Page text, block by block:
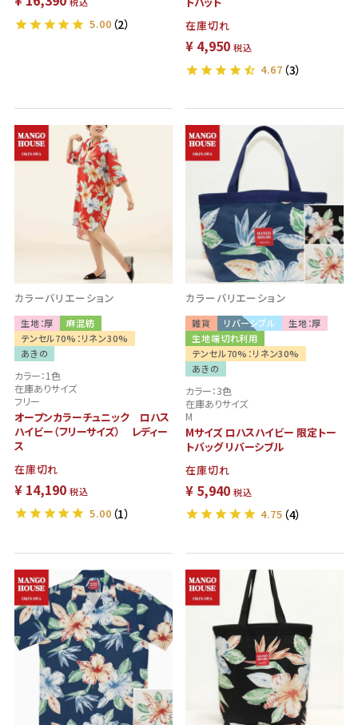
5.00 （2）
在庫切れ
¥ 4,950 税込
4.67 （3）
カラーバリエーション
生地：厚
麻混紡
テンセル70%：リネン30%
あきの
カラー：1色
在庫ありサイズ
フリー
オープンカラーチュニック ロハス
ハイビー（フリーサイズ） レディー
ス
在庫切れ
¥ 14,190 税込
5.00 （1）
カラーバリエーション
雑貨 リバーシブル
生地：厚
生地端切れ利用
テンセル70%：リネン30%
あきの
カラー：3色
在庫ありサイズ
M
Mサイズ ロハスハイビー 限定トー
トバッグ リバーシブル
在庫切れ
¥ 5,940 税込
4.75 （4）